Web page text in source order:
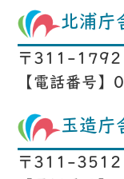
北浦庁
〒311-1792
【電話番号
玉造庁
〒311-3512